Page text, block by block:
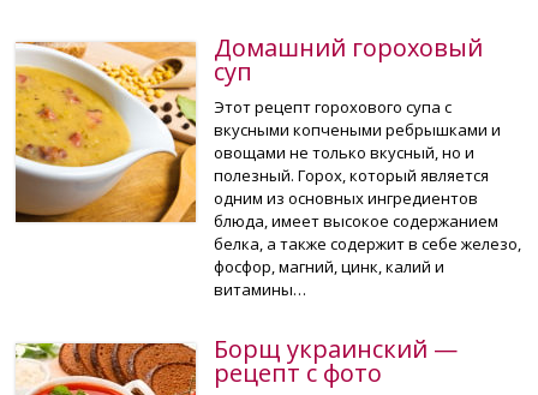
Домашний гороховый
суп
Этот рецепт горохового супа с
вкусными копчеными ребрышками и
овощами не только вкусный, но и
полезный. Горох, который является
одним из основных ингредиентов
блюда, имеет высокое содержанием
белка, а также содержит в себе железо,
фосфор, магний, цинк, калий и
витамины…
Борщ украинский —
рецепт с фото